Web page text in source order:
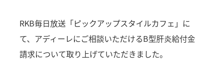
RKB毎日放送「ピックアップスタイルカフェ」に
て、アディーレにご相談いただけるB型肝炎給付金
請求について取り上げていただきました。